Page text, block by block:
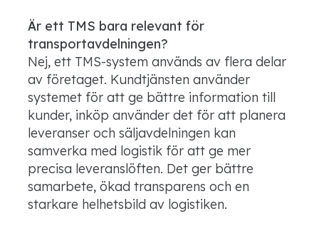
Är ett TMS bara relevant för
transportavdelningen?
Nej, ett TMS-system används av flera delar
av företaget. Kundtjänsten använder
systemet för att ge bättre information till
kunder, inköp använder det för att planera
leveranser och säljavdelningen kan
samverka med logistik för att ge mer
precisa leveranslöften. Det ger bättre
samarbete, ökad transparens och en
starkare helhetsbild av logistiken.